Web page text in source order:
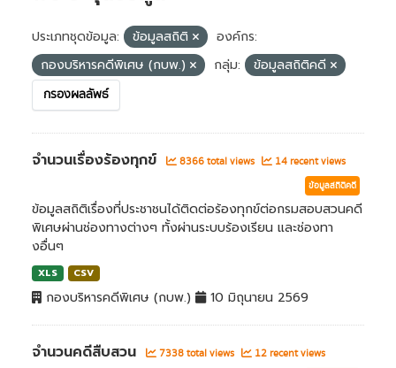
ประเภทชุดข้อมูล: ข้อมูลสถิติ
องค์กร:
กองบริหารคดีพิเศษ (กบพ.)
กลุ่ม: ข้อมูลสถิติคดี
กรองผลลัพธ์
จำนวนเรื่องร้องทุกข์ 8366 total views 14 recent views
ข้อมูลสถิติคดี
ข้อมูลสถิติเรื่องที่ประชาชนได้ติดต่อร้องทุกข์ต่อกรมสอบสวนคดี
พิเศษผ่านช่องทางต่างๆ ทั้งผ่านระบบร้องเรียน และช่องทา
งอื่นๆ
XLS CSV
กองบริหารคดีพิเศษ (กบพ.) 10 มิถุนายน 2569
จำนวนคดีสืบสวน 7338 total views 12 recent views